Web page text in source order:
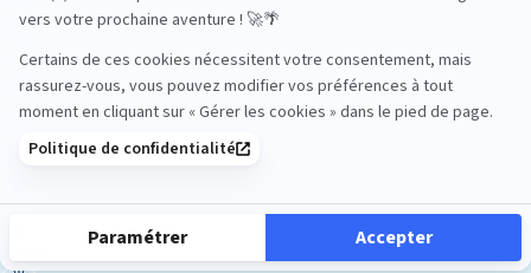
Golf
Hôtel de charme